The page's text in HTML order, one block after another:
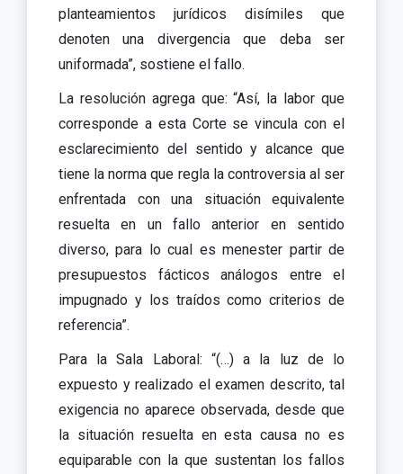
planteamientos jurídicos disímiles que
denoten una divergencia que deba ser
uniformada”, sostiene el fallo.
La resolución agrega que: “Así, la labor que
corresponde a esta Corte se vincula con el
esclarecimiento del sentido y alcance que
tiene la norma que regla la controversia al ser
enfrentada con una situación equivalente
resuelta en un fallo anterior en sentido
diverso, para lo cual es menester partir de
presupuestos fácticos análogos entre el
impugnado y los traídos como criterios de
referencia”.
Para la Sala Laboral: “(…) a la luz de lo
expuesto y realizado el examen descrito, tal
exigencia no aparece observada, desde que
la situación resuelta en esta causa no es
equiparable con la que sustentan los fallos